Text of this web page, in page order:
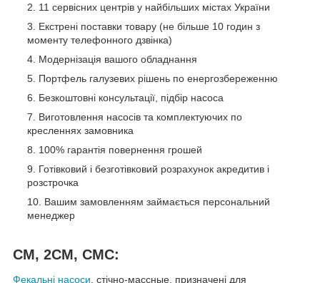
11 сервісних центрів у найбільших містах України
Екстрені поставки товару (не більше 10 годин з
моменту телефонного дзвінка)
Модернізація вашого обладнання
Портфель галузевих рішень по енергозбереженню
Безкоштовні консультації, підбір насоса
Виготовлення насосів та комплектуючих по
кресленнях замовника
100% гарантія повернення грошей
Готівковий і безготівковий розрахунок акредитив і
розстрочка
Вашим замовленням займається персональний
менеджер
СМ, 2СМ, СМС:
Фекальні насоси, стічно-массные, призначені для